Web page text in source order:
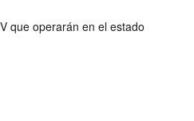
que operarán en el estado